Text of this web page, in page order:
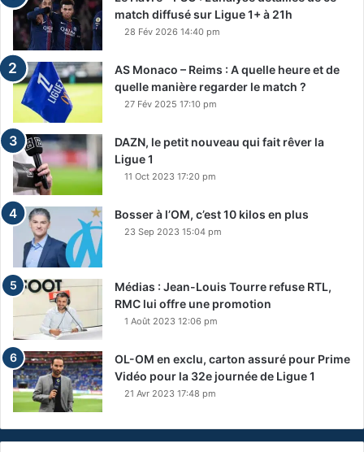
match diffusé sur Ligue 1+ à 21h
28 Fév 2026 14:40 pm
AS Monaco – Reims : A quelle heure et de
quelle manière regarder le match ?
27 Fév 2025 17:10 pm
DAZN, le petit nouveau qui fait rêver la
Ligue 1
11 Oct 2023 17:20 pm
Bosser à l’OM, c’est 10 kilos en plus
23 Sep 2023 15:04 pm
Médias : Jean-Louis Tourre refuse RTL,
RMC lui offre une promotion
1 Août 2023 12:06 pm
OL-OM en exclu, carton assuré pour Prime
Vidéo pour la 32e journée de Ligue 1
21 Avr 2023 17:48 pm